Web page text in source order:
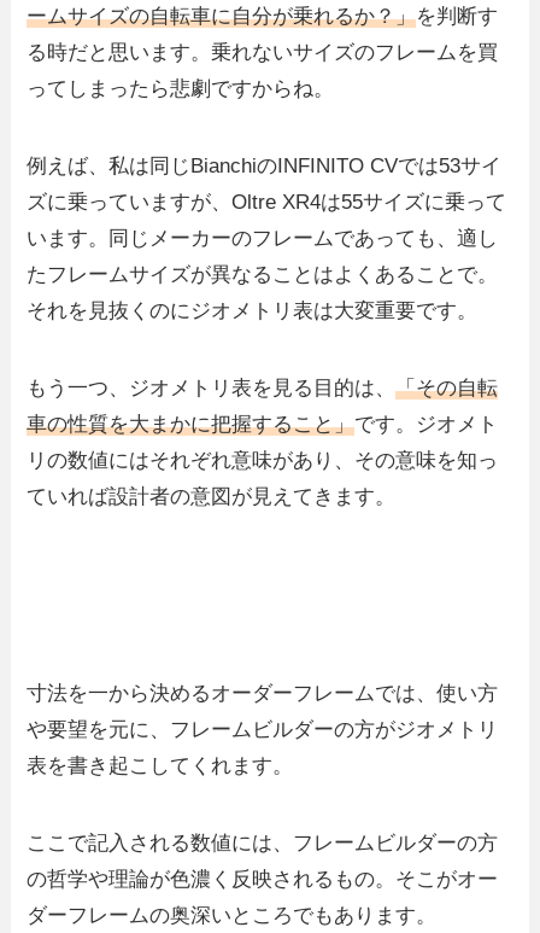
ームサイズの自転車に自分が乗れるか？」を判断す
る時だと思います。乗れないサイズのフレームを買
ってしまったら悲劇ですからね。
例えば、私は同じBianchiのINFINITO CVでは53サイ
ズに乗っていますが、Oltre XR4は55サイズに乗って
います。同じメーカーのフレームであっても、適し
たフレームサイズが異なることはよくあることで。
それを見抜くのにジオメトリ表は大変重要です。
もう一つ、ジオメトリ表を見る目的は、「その自転
車の性質を大まかに把握すること」です。ジオメト
リの数値にはそれぞれ意味があり、その意味を知っ
ていれば設計者の意図が見えてきます。
寸法を一から決めるオーダーフレームでは、使い方
や要望を元に、フレームビルダーの方がジオメトリ
表を書き起こしてくれます。
ここで記入される数値には、フレームビルダーの方
の哲学や理論が色濃く反映されるもの。そこがオー
ダーフレームの奥深いところでもあります。